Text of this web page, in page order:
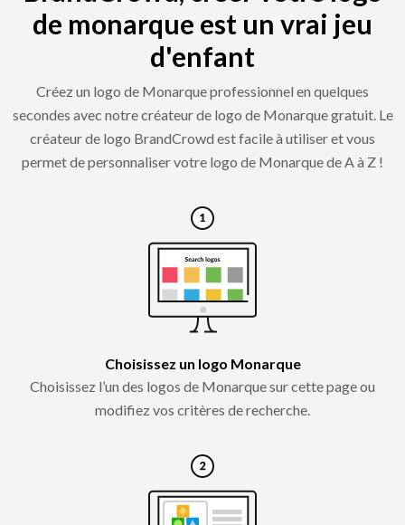
de monarque est un vrai jeu
d'enfant
Créez un logo de Monarque professionnel en quelques
secondes avec notre créateur de logo de Monarque gratuit. Le
créateur de logo BrandCrowd est facile à utiliser et vous
permet de personnaliser votre logo de Monarque de A à Z !
Choisissez un logo Monarque
Choisissez l’un des logos de Monarque sur cette page ou
modifiez vos critères de recherche.